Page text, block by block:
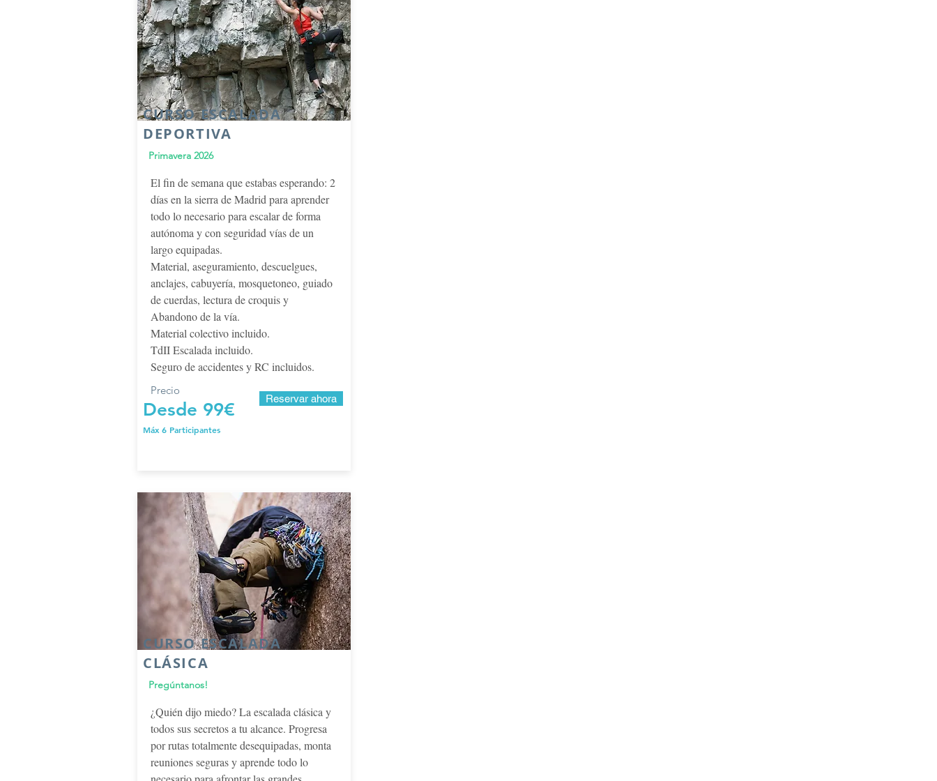
CURSO ESCALADA
DEPORTIVA
Primavera 2026
El fin de semana que estabas esperando: 2
días en la sierra de Madrid para aprender
todo lo necesario para escalar de forma
autónoma y con seguridad vías de un
largo equipadas.
Material, aseguramiento, descuelgues,
anclajes, cabuyería, mosquetoneo, guiado
de cuerdas, lectura de croquis y
Abandono de la vía.
Material colectivo incluido.
TdII Escalada incluido.
Seguro de accidentes y RC incluidos.
Precio
Desde 99€
Máx 6 Participantes
Reservar ahora
CURSO ESCALADA
CLÁSICA
Pregúntanos!
¿Quién dijo miedo? La escalada clásica y
todos sus secretos a tu alcance. Progresa
por rutas totalmente desequipadas, monta
reuniones seguras y aprende todo lo